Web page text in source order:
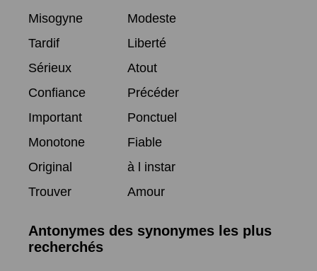
Misogyne
Modeste
Tardif
Liberté
Sérieux
Atout
Confiance
Précéder
Important
Ponctuel
Monotone
Fiable
Original
à l instar
Trouver
Amour
Antonymes des synonymes les plus
recherchés